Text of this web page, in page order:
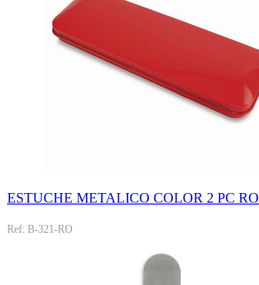
ESTUCHE METALICO COLOR 2 PC RO
Ref: B-321-RO